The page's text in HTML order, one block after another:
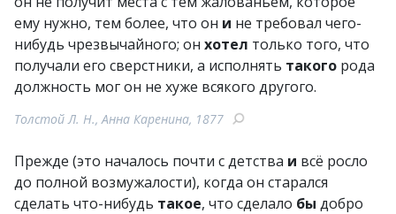
ему нужно, тем более, что он и не требовал чего-
нибудь чрезвычайного; он хотел только того, что
получали его сверстники, а исполнять такого рода
должность мог он не хуже всякого другого.
Толстой Л. Н., Анна Каренина, 1877
Прежде (это началось почти с детства и всё росло
до полной возмужалости), когда он старался
сделать что-нибудь такое, что сделало бы добро